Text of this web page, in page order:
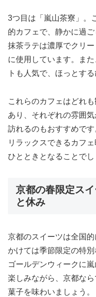
3つ目は「嵐山茶寮」。
的カフェで、静かに過
抹茶ラテは濃厚でクリ
に使用しています。ま
トも人気で、ほっとす
これらのカフェはどれ
あり、それぞれの雰囲
訪れるのもおすすめで
リラックスできるカフ
ひとときとなることでし
京都の春限定ス
と休み
京都のスイーツは全国
かけては季節限定の特
ゴールデンウィークに
楽しみながら、京都な
菓子を味わいましょう。